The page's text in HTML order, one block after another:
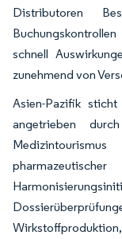
Distributoren
schnell
zunehmend von
Asien-Pazifik
angetrieben